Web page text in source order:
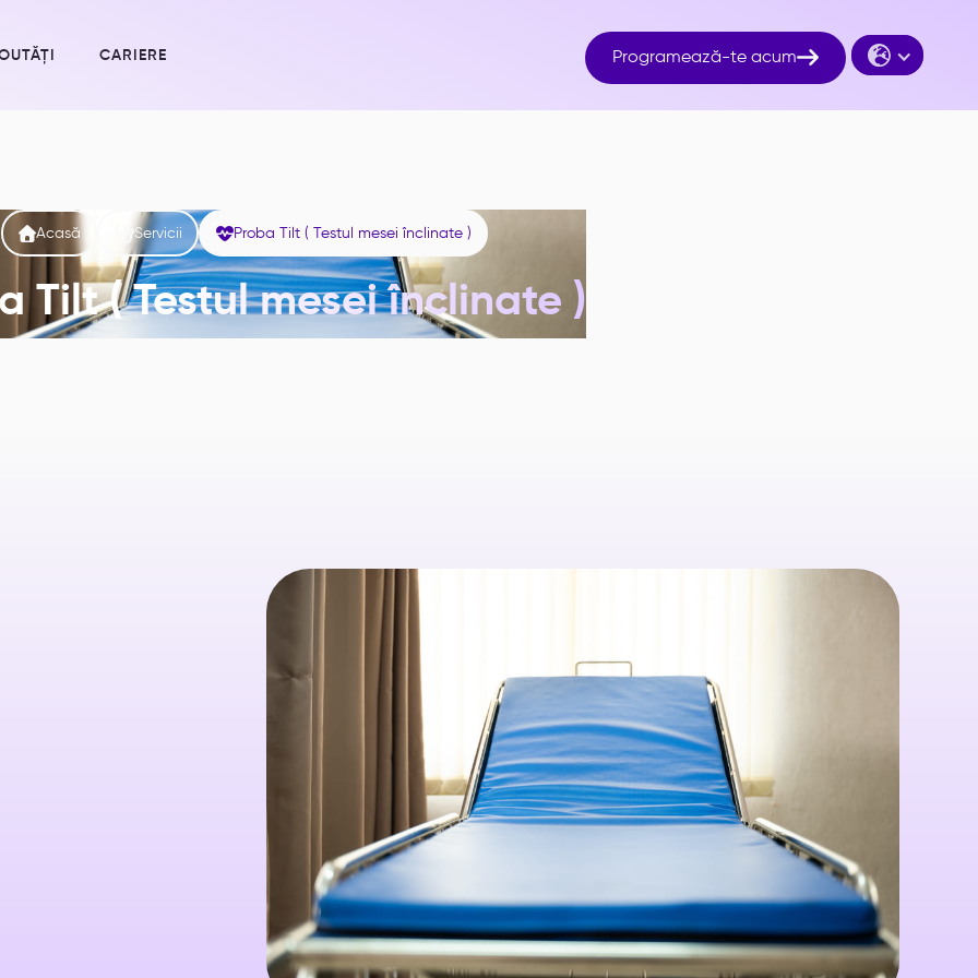
CARIERE Programează-te acum
Acasă Servicii Proba Tilt ( Testul mesei înclinate )
Tilt ( Testul mesei înclinate )